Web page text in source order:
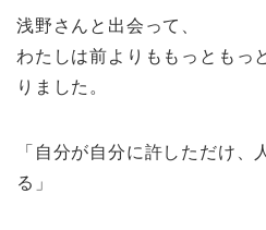
浅野さんと出会って、
わたしは前よりももっともっ
りました。
「自分が自分に許しただけ、
る」